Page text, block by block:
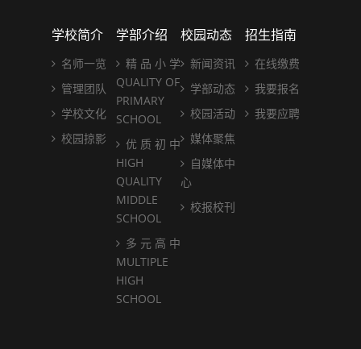
学校简介
名师一览
管理团队
学校文化
校园掠影
学部介绍
精 品 小 学
QUALITY OF
PRIMARY
SCHOOL
优 质 初 中
HIGH
QUALITY
MIDDLE
SCHOOL
多 元 高 中
MULTIPLE
HIGH
SCHOOL
校园动态
新闻资讯
学部动态
校园活动
媒体聚焦
自媒体中
心
校报校刊
招生指南
在线缴费
我要报名
我要应聘